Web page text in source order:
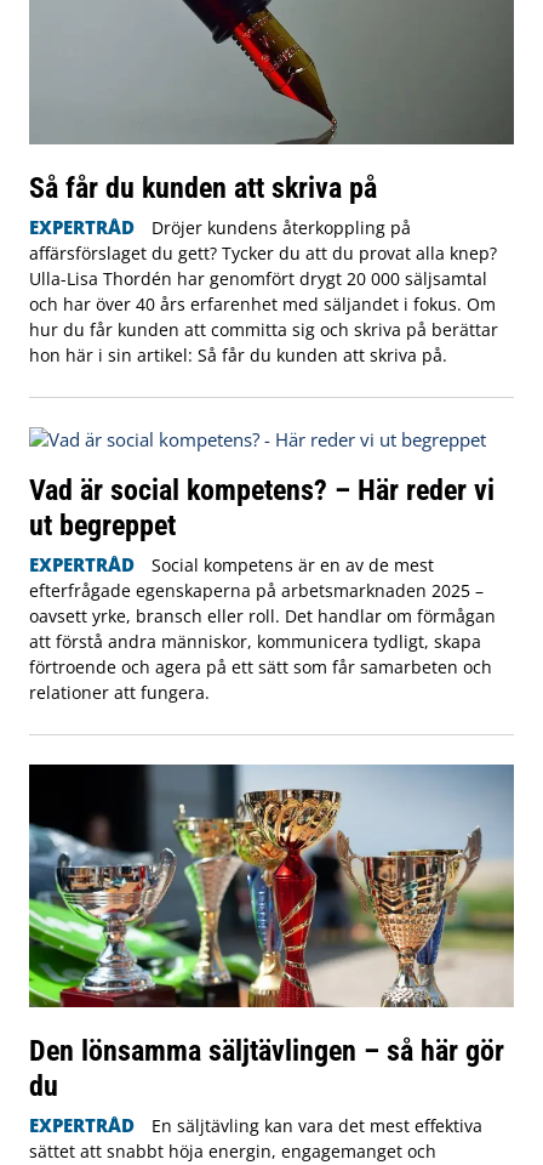
Så får du kunden att skriva på
EXPERTRÅD
Dröjer kundens återkoppling på
affärsförslaget du gett? Tycker du att du provat alla knep?
Ulla-Lisa Thordén har genomfört drygt 20 000 säljsamtal
och har över 40 års erfarenhet med säljandet i fokus. Om
hur du får kunden att committa sig och skriva på berättar
hon här i sin artikel: Så får du kunden att skriva på.
Vad är social kompetens? – Här reder vi
ut begreppet
EXPERTRÅD
Social kompetens är en av de mest
efterfrågade egenskaperna på arbetsmarknaden 2025 –
oavsett yrke, bransch eller roll. Det handlar om förmågan
att förstå andra människor, kommunicera tydligt, skapa
förtroende och agera på ett sätt som får samarbeten och
relationer att fungera.
Den lönsamma säljtävlingen – så här gör
du
EXPERTRÅD
En säljtävling kan vara det mest effektiva
sättet att snabbt höja energin, engagemanget och